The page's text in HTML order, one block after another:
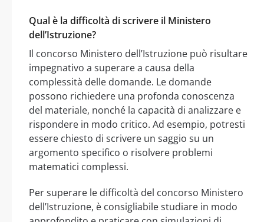
Qual è la difficoltà di scrivere il Ministero
dell’Istruzione?
Il concorso Ministero dell’Istruzione può risultare
impegnativo a superare a causa della
complessità delle domande. Le domande
possono richiedere una profonda conoscenza
del materiale, nonché la capacità di analizzare e
rispondere in modo critico. Ad esempio, potresti
essere chiesto di scrivere un saggio su un
argomento specifico o risolvere problemi
matematici complessi.
Per superare le difficoltà del concorso Ministero
dell’Istruzione, è consigliabile studiare in modo